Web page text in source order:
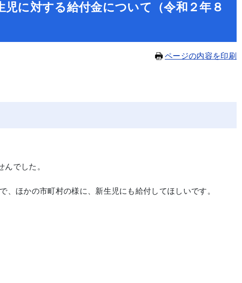
に対する給付金について（令和２年８
ページの内容を印刷
でした。
ほかの市町村の様に、新生児にも給付してほしいです。